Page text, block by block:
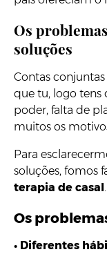
Os
soluções
Contas
que tu, logo tens
poder, falta de
muitos os
Para
soluções, fomos
terapia de casal
Os
• Diferentes